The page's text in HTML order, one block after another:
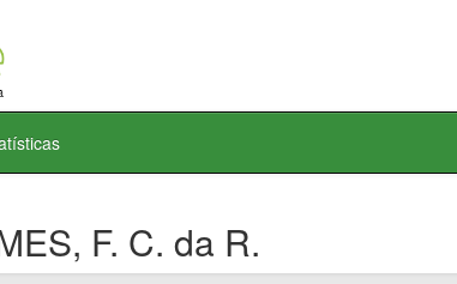
F. C. da R.